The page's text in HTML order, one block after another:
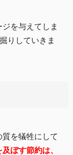
を与えてしま
りしていきま
質を犠牲にして
ぼす節約は、